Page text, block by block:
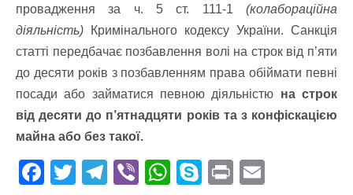
провадження за ч. 5 ст. 111-1 (колабораційна
діяльність) Кримінального кодексу України. Санкція
статті передбачає позбавлення волі на строк від п’яти
до десяти років з позбавленням права обіймати певні
посади або займатися певною діяльністю на строк
від десяти до п’ятнадцяти років та з конфіскацією
майна або без такої.
F T T Vi W S Pr